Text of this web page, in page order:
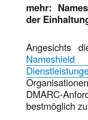
mehr:
der
Angesichts
DMARC-
bestmöglich